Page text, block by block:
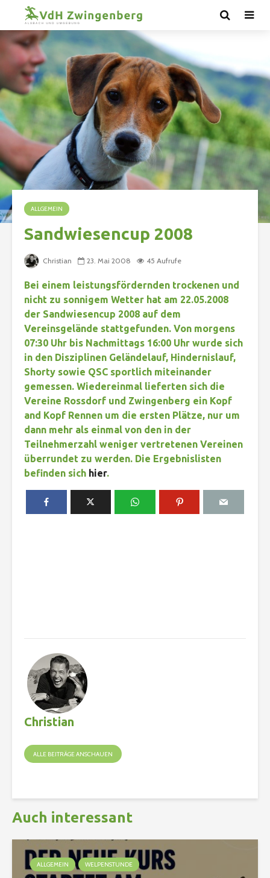
ALLGEMEIN
Sandwiesencup 2008
Christian 23. Mai 2008 45 Aufrufe
Bei einem leistungsfördernden trockenen und
nicht zu sonnigem Wetter hat am 22.05.2008
der Sandwiesencup 2008 auf dem
Vereinsgelände stattgefunden. Von morgens
07:30 Uhr bis Nachmittags 16:00 Uhr wurde sich
in den Disziplinen Geländelauf, Hindernislauf,
Shorty sowie QSC sportlich miteinander
gemessen. Wiedereinmal lieferten sich die
Vereine Rossdorf und Zwingenberg ein Kopf
and Kopf Rennen um die ersten Plätze, nur um
dann mehr als einmal von den in der
Teilnehmerzahl weniger vertretenen Vereinen
überrundet zu werden. Die Ergebnislisten
befinden sich hier.
Christian
ALLE BEITRÄGE ANSCHAUEN
Auch interessant
ALLGEMEIN WELPENSTUNDE